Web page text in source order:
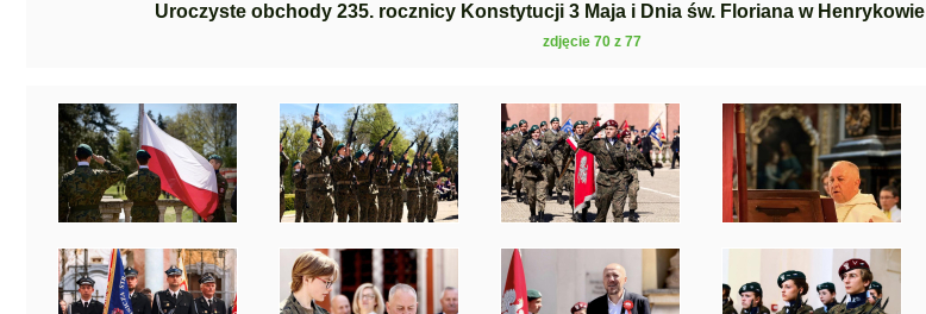
Uroczyste obchody 235. rocznicy Konstytucji 3 Maja i Dnia św. Floriana w Henrykowie
zdjęcie 70 z 77